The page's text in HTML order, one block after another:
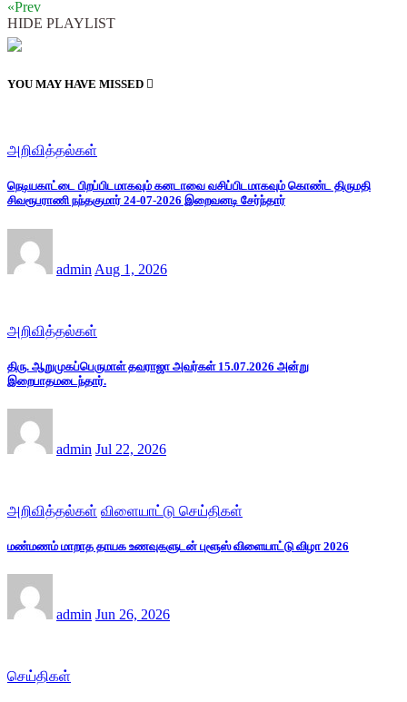
«Prev
HIDE PLAYLIST
YOU MAY HAVE MISSED
அறிவித்தல்கள்
நெடியகாட்டை பிறப்பிடமாகவும் கனடாவை வசிப்பிடமாகவும் கொண்ட திருமதி
சிவரூபராணி நந்தகுமார் 24-07-2026 இறைவனடி சேர்ந்தார்
admin Aug 1, 2026
அறிவித்தல்கள்
திரு. ஆறுமுகப்பெருமாள் தவராஜா அவர்கள் 15.07.2026 அன்று
இறைபாதமடைந்தார்.
admin Jul 22, 2026
அறிவித்தல்கள் விளையாட்டு செய்திகள்
மண்மணம் மாறாத தாயக உணவுகளுடன் புளூஸ் விளையாட்டு விழா 2026
admin Jun 26, 2026
செய்திகள்